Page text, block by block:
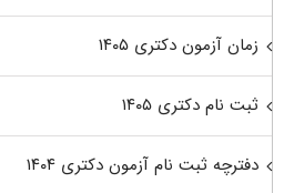
زمان آزمون دکتری ۱۴۰۵
ثبت نام دکتری ۱۴۰۵
دفترچه ثبت نام آزمون دکتری ۱۴۰۴